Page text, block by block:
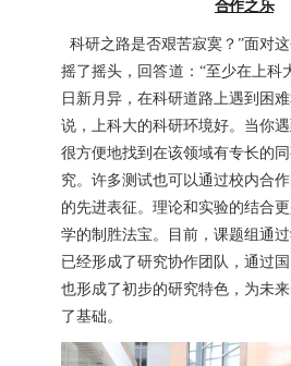
合作之乐
科研之路是否艰苦寂寞？”面对
摇了摇头，回答道：“至少在上科
日新月异，在科研道路上遇到困
说，上科大的科研环境好。当你
很方便地找到在该领域有专长的
究。许多测试也可以通过校内合
的先进表征。理论和实验的结合
学的制胜法宝。目前，课题组通
已经形成了研究协作团队，通过
也形成了初步的研究特色，为未
了基础。